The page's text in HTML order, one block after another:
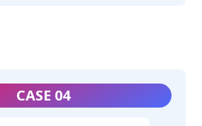
CASE 04